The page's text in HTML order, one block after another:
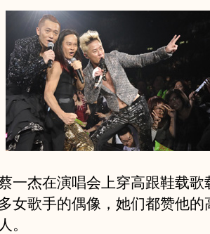
杰在演唱会上穿高跟鞋载歌
女歌手的偶像，她们都赞他的
。